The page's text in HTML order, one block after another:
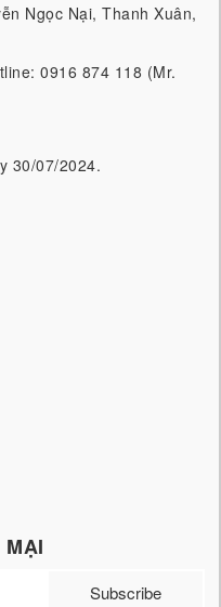
Ngọc Nại, Thanh Xuân,
0916 874 118 (Mr.
30/07/2024.